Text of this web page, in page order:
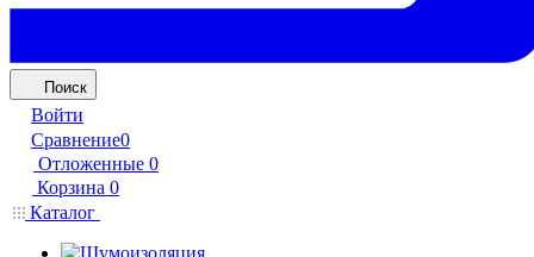
Поиск
Войти
Сравнение0
Отложенные 0
Корзина 0
Каталог